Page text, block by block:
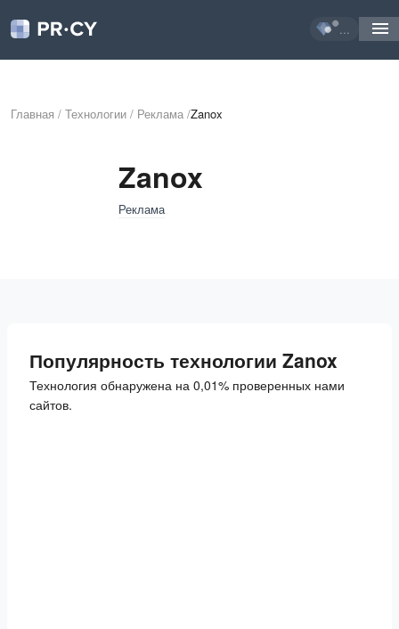
...
Главная / Технологии / Реклама /Zanox
Zanox
Реклама
Популярность технологии Zanox
Технология обнаружена на 0,01% проверенных нами
сайтов.